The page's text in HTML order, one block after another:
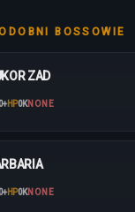
BOSSOWIE
ZAD
+HP0KNONE
+HP0KNONE